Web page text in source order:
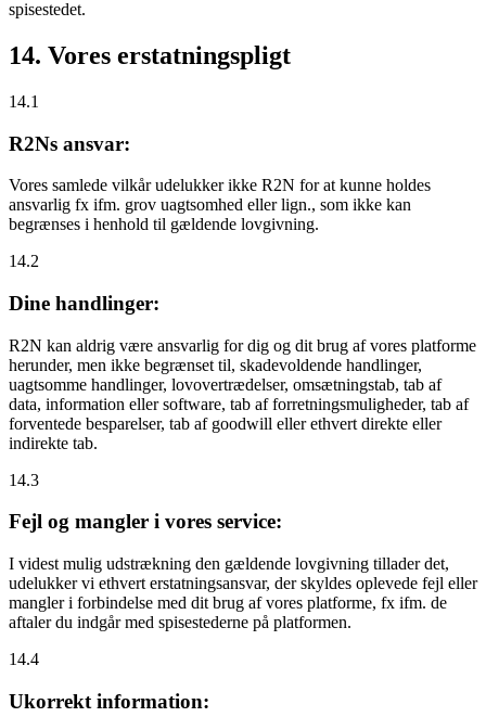
spisestedet.
14. Vores erstatningspligt
14.1
R2Ns ansvar:
Vores samlede vilkår udelukker ikke R2N for at kunne holdes
ansvarlig fx ifm. grov uagtsomhed eller lign., som ikke kan
begrænses i henhold til gældende lovgivning.
14.2
Dine handlinger:
R2N kan aldrig være ansvarlig for dig og dit brug af vores platforme
herunder, men ikke begrænset til, skadevoldende handlinger,
uagtsomme handlinger, lovovertrædelser, omsætningstab, tab af
data, information eller software, tab af forretningsmuligheder, tab af
forventede besparelser, tab af goodwill eller ethvert direkte eller
indirekte tab.
14.3
Fejl og mangler i vores service:
I videst mulig udstrækning den gældende lovgivning tillader det,
udelukker vi ethvert erstatningsansvar, der skyldes oplevede fejl eller
mangler i forbindelse med dit brug af vores platforme, fx ifm. de
aftaler du indgår med spisestederne på platformen.
14.4
Ukorrekt information: